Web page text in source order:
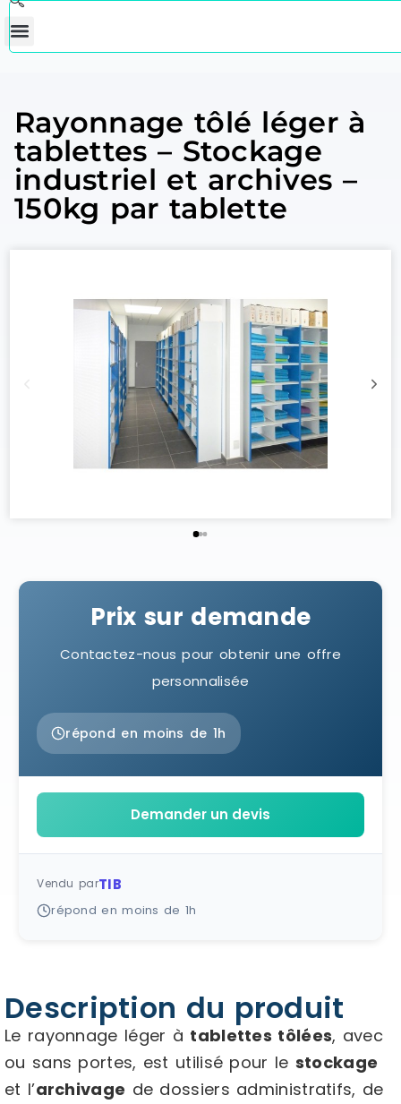
Rayonnage tôlé léger à
tablettes – Stockage
industriel et archives –
150kg par tablette
Prix sur demande
Contactez-nous pour obtenir une offre
personnalisée
répond en moins de 1h
Demander un devis
Vendu parTIB
répond en moins de 1h
Description du produit
Le rayonnage léger à tablettes tôlées, avec
ou sans portes, est utilisé pour le stockage
et l’archivage de dossiers administratifs, de